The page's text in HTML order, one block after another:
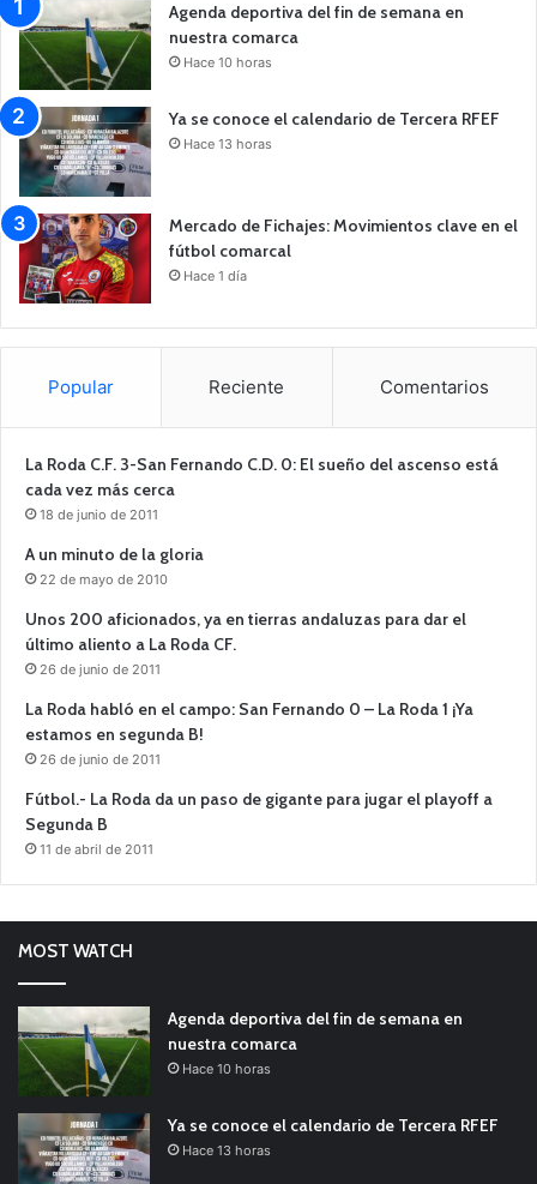
Agenda deportiva del fin de semana en
nuestra comarca
Hace 10 horas
Ya se conoce el calendario de Tercera RFEF
Hace 13 horas
Mercado de Fichajes: Movimientos clave en el
fútbol comarcal
Hace 1 día
Popular Reciente Comentarios
La Roda C.F. 3-San Fernando C.D. 0: El sueño del ascenso está
cada vez más cerca
18 de junio de 2011
A un minuto de la gloria
22 de mayo de 2010
Unos 200 aficionados, ya en tierras andaluzas para dar el
último aliento a La Roda CF.
26 de junio de 2011
La Roda habló en el campo: San Fernando 0 – La Roda 1 ¡Ya
estamos en segunda B!
26 de junio de 2011
Fútbol.- La Roda da un paso de gigante para jugar el playoff a
Segunda B
11 de abril de 2011
MOST WATCH
Agenda deportiva del fin de semana en
nuestra comarca
Hace 10 horas
Ya se conoce el calendario de Tercera RFEF
Hace 13 horas